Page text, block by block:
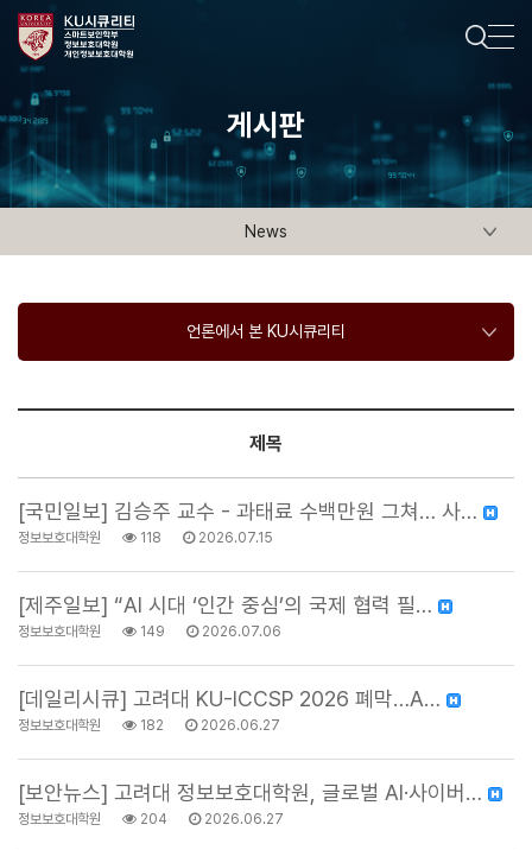
게시판
News
언론에서 본 KU시큐리티
제목
[국민일보] 김승주 교수 - 과태료 수백만원 그쳐… 사…
정보보호대학원 118 2026.07.15
[제주일보] “AI 시대 ‘인간 중심’의 국제 협력 필…
정보보호대학원 149 2026.07.06
[데일리시큐] 고려대 KU-ICCSP 2026 폐막…A…
정보보호대학원 182 2026.06.27
[보안뉴스] 고려대 정보보호대학원, 글로벌 AI·사이버…
정보보호대학원 204 2026.06.27